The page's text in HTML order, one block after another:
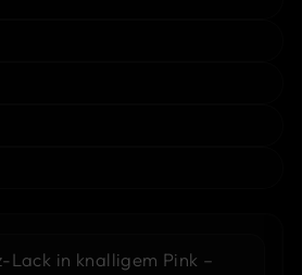
Lack in knalligem Pink –